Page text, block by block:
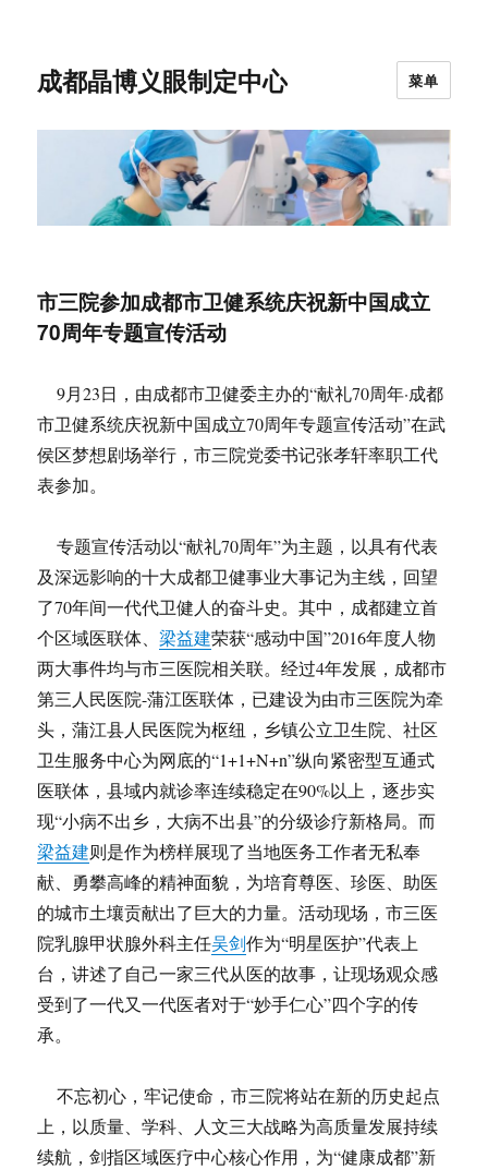
成都晶博义眼制定中心 菜单
市三院参加成都市卫健系统庆祝新中国成立
70周年专题宣传活动
9月23日，由成都市卫健委主办的“献礼70周年·成都
市卫健系统庆祝新中国成立70周年专题宣传活动”在武
侯区梦想剧场举行，市三院党委书记张孝轩率职工代
表参加。
专题宣传活动以“献礼70周年”为主题，以具有代表
及深远影响的十大成都卫健事业大事记为主线，回望
了70年间一代代卫健人的奋斗史。其中，成都建立首
个区域医联体、梁益建荣获“感动中国”2016年度人物
两大事件均与市三医院相关联。经过4年发展，成都市
第三人民医院-蒲江医联体，已建设为由市三医院为牵
头，蒲江县人民医院为枢纽，乡镇公立卫生院、社区
卫生服务中心为网底的“1+1+N+n”纵向紧密型互通式
医联体，县域内就诊率连续稳定在90%以上，逐步实
现“小病不出乡，大病不出县”的分级诊疗新格局。而
梁益建则是作为榜样展现了当地医务工作者无私奉
献、勇攀高峰的精神面貌，为培育尊医、珍医、助医
的城市土壤贡献出了巨大的力量。活动现场，市三医
院乳腺甲状腺外科主任吴剑作为“明星医护”代表上
台，讲述了自己一家三代从医的故事，让现场观众感
受到了一代又一代医者对于“妙手仁心”四个字的传
承。
不忘初心，牢记使命，市三院将站在新的历史起点
上，以质量、学科、人文三大战略为高质量发展持续
续航，剑指区域医疗中心核心作用，为“健康成都”新